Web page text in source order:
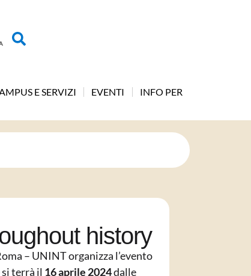
E SERVIZI EVENTI INFO PER
history
– UNINT organizza l’evento
si terrà il 16 aprile 2024dalle